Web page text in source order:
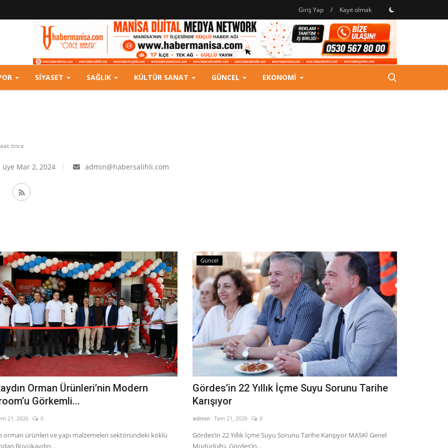
Giriş Yap / Kayıt olmak
SIYASET SAĞLIK KÜLTÜR SANAT GÜNCEL EKONOMI
önce
Mar 2, 2024 admin@habersalihli.com
Orman Ürünleri’nin Modern
Görkemli...
21, 2026 0
orman ürünleri ve yapı malzemeleri sektöründeki köklü
Büyükaydın...
Güncel
Gördes’in 22 Yıllık İçme Suyu Sorunu Tarihe
Karışıyor
admin Tem 21, 2026 0
Gördes’in 22 Yıllık İçme Suyu Sorunu Tarihe Karışıyor MASKİ Genel
Müdürlüğü, Gördes’in...